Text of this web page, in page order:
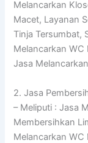
Melancarkan
Macet, Layanan
Tinja Tersumbat,
Melancarkan
Jasa
2. Jasa
– Meliputi : Jasa
Membersihkan
Melancarkan